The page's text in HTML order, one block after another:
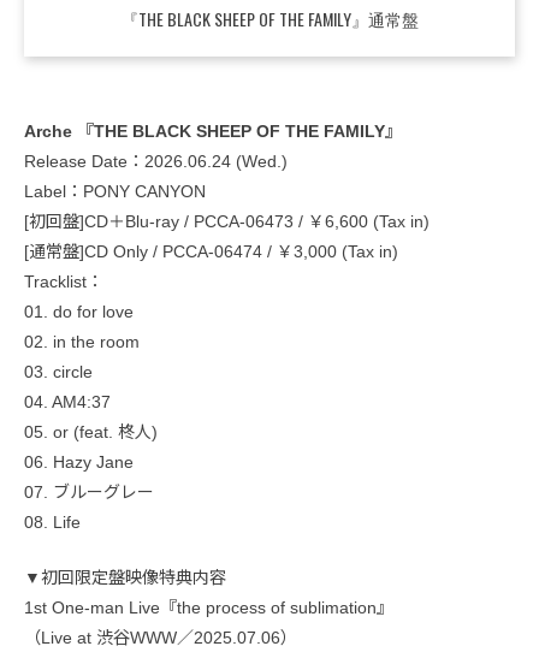
『THE BLACK SHEEP OF THE FAMILY』通常盤
Arche 『THE BLACK SHEEP OF THE FAMILY』
Release Date：2026.06.24 (Wed.)
Label：PONY CANYON
[初回盤]CD＋Blu-ray / PCCA-06473 / ￥6,600 (Tax in)
[通常盤]CD Only / PCCA-06474 / ￥3,000 (Tax in)
Tracklist：
01. do for love
02. in the room
03. circle
04. AM4:37
05. or (feat. 柊人)
06. Hazy Jane
07. ブルーグレー
08. Life
▼初回限定盤映像特典内容
1st One-man Live『the process of sublimation』
（Live at 渋谷WWW／2025.07.06）